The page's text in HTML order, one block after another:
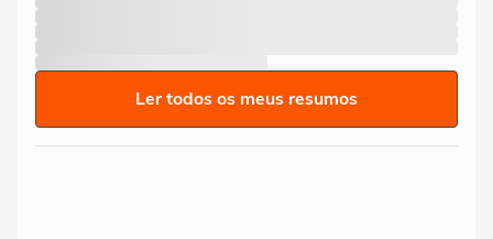
Ler todos os meus resumos